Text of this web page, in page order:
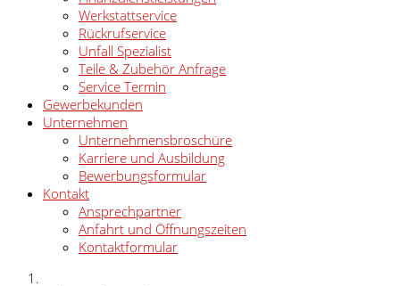
Werkstattservice
Rückrufservice
Unfall Spezialist
Teile & Zubehör Anfrage
Service Termin
Gewerbekunden
Unternehmen
Unternehmensbroschüre
Karriere und Ausbildung
Bewerbungsformular
Kontakt
Ansprechpartner
Anfahrt und Öffnungszeiten
Kontaktformular